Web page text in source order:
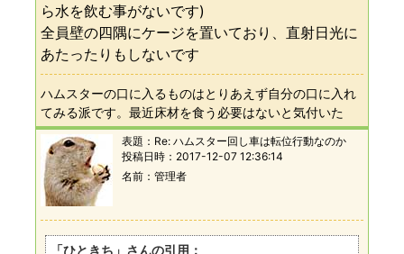
ら水を飲む事がないです)
全員壁の四隅にケージを置いており、直射日光に
あたったりもしないです
ハムスターの口に入るものはとりあえず自分の口に入れ
てみる派です。最近床材を食う必要はないと気付いた
表題： Re: ハムスター回し車は転位行動なのか
投稿日時： 2017-12-07 12:36:14
名前
管理者
「ひときち」さんの引用：